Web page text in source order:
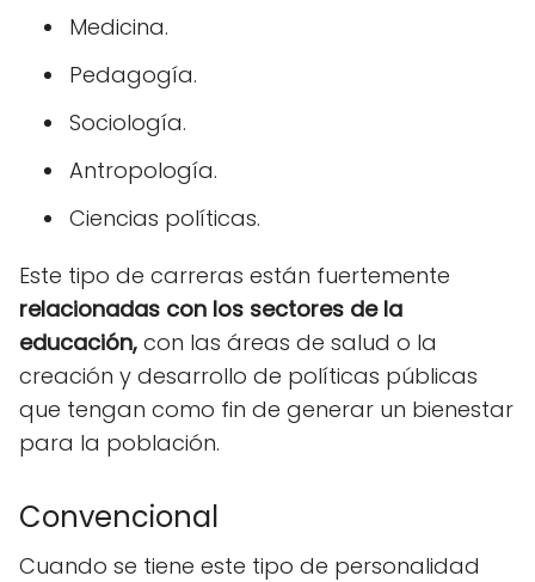
Medicina.
Pedagogía.
Sociología.
Antropología.
Ciencias políticas.
Este tipo de carreras están fuertemente
relacionadas con los sectores de la
educación, con las áreas de salud o la
creación y desarrollo de políticas públicas
que tengan como fin de generar un bienestar
para la población.
Convencional
Cuando se tiene este tipo de personalidad